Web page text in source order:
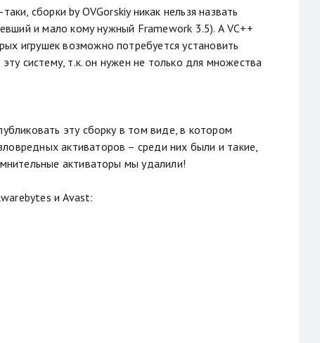
сборки by OVGorskiy никак нельзя назвать
и мало кому нужный Framework 3.5). А VC++
игрушек возможно потребуется установить
систему, т.к. он нужен не только для множества
эту сборку в том виде, в котором
активаторов – среди них были и такие,
активаторы мы удалили!
и Avast: